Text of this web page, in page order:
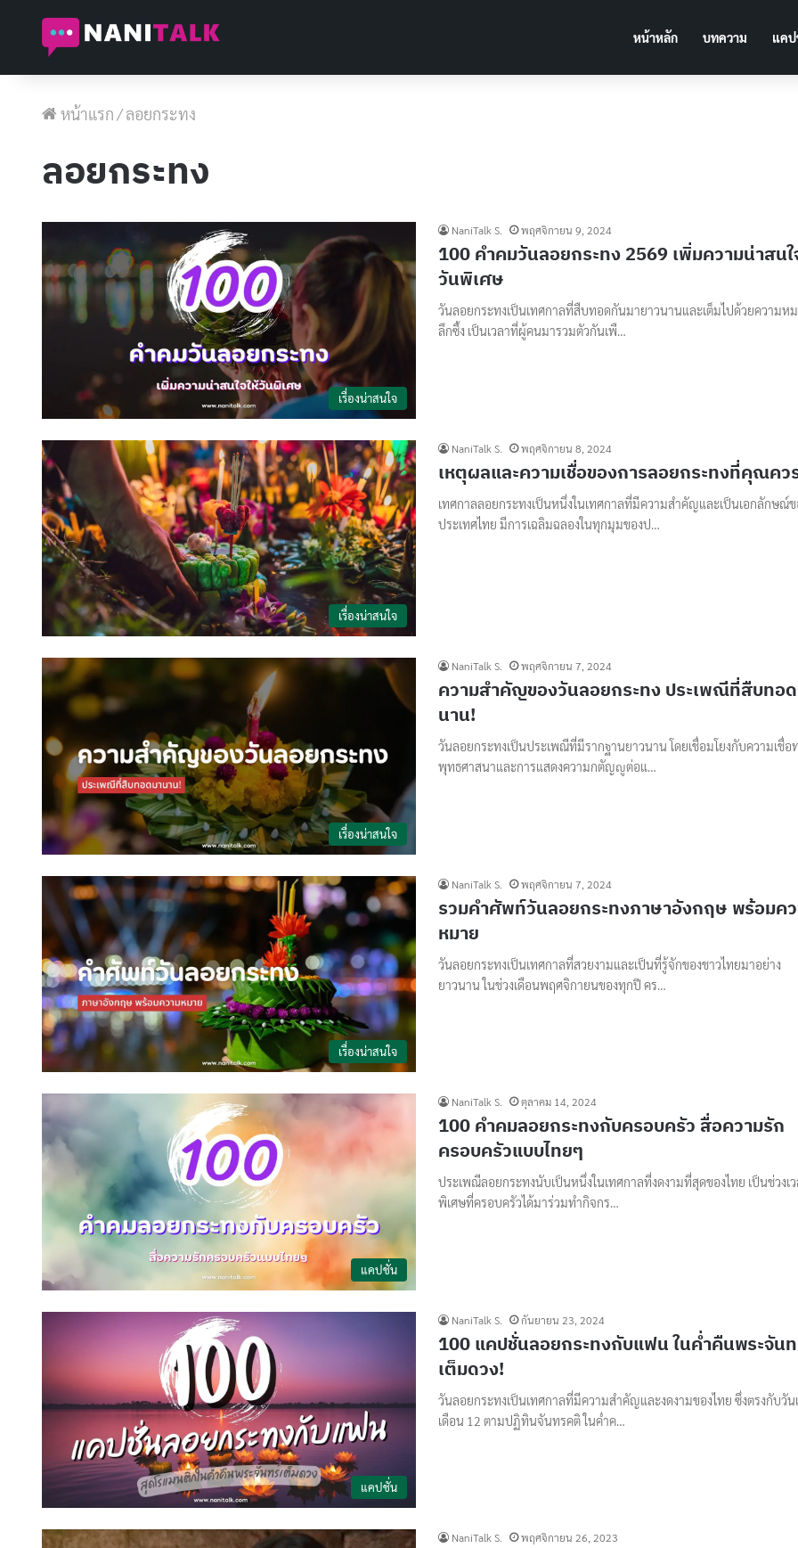
หน้าหลัก บทความ แค
หน้าแรก/ลอยกระทง
ลอยกระทง
เรื่องน่าสนใจ
NaniTalk S. พฤศจิกายน 9, 2024
100 คำคมวันลอยกระทง 2569 เพิ่มความน่าสนใ
วันพิเศษ
วันลอยกระทงเป็นเทศกาลที่สืบทอดกันมายาวนานและเต็มไปด้วยความห
ลึกซึ้ง เป็นเวลาที่ผู้คนมารวมตัวกันเพื…
เรื่องน่าสนใจ
NaniTalk S. พฤศจิกายน 8, 2024
เหตุผลและความเชื่อของการลอยกระทงที่คุณคว
เทศกาลลอยกระทงเป็นหนึ่งในเทศกาลที่มีความสำคัญและเป็นเอกลักษณ์ข
ประเทศไทย มีการเฉลิมฉลองในทุกมุมของป…
เรื่องน่าสนใจ
NaniTalk S. พฤศจิกายน 7, 2024
ความสำคัญของวันลอยกระทง ประเพณีที่สืบทอ
นาน!
วันลอยกระทงเป็นประเพณีที่มีรากฐานยาวนาน โดยเชื่อมโยงกับความเชื่อ
พุทธศาสนาและการแสดงความกตัญญูต่อแ…
เรื่องน่าสนใจ
NaniTalk S. พฤศจิกายน 7, 2024
รวมคำศัพท์วันลอยกระทงภาษาอังกฤษ พร้อมค
หมาย
วันลอยกระทงเป็นเทศกาลที่สวยงามและเป็นที่รู้จักของชาวไทยมาอย่าง
ยาวนาน ในช่วงเดือนพฤศจิกายนของทุกปี คร…
แคปชั่น
NaniTalk S. ตุลาคม 14, 2024
100 คําคมลอยกระทงกับครอบครัว สื่อความรัก
ครอบครัวแบบไทยๆ
ประเพณีลอยกระทงนับเป็นหนึ่งในเทศกาลที่งดงามที่สุดของไทย เป็นช่วงเว
พิเศษที่ครอบครัวได้มาร่วมทำกิจกร…
แคปชั่น
NaniTalk S. กันยายน 23, 2024
100 แคปชั่นลอยกระทงกับแฟน ในค่ำคืนพระจัน
เต็มดวง!
วันลอยกระทงเป็นเทศกาลที่มีความสำคัญและงดงามของไทย ซึ่งตรงกับวั
เดือน 12 ตามปฏิทินจันทรคติ ในค่ำค…
NaniTalk S. พฤศจิกายน 26, 2023